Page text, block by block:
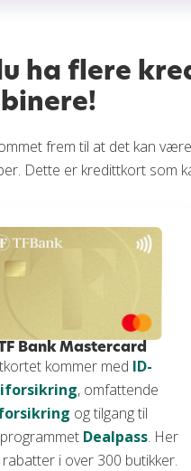
ha flere
frem til at det kan
Dette er kredittkort som
Bank Mastercard
kommer med ID-
, omfattende
og tilgang til
Dealpass. Her
i over 300 butikker.